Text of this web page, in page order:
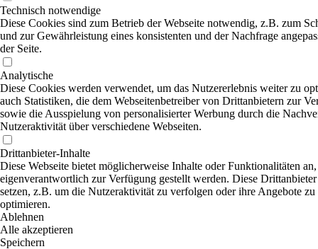
Technisch notwendige
Diese Cookies sind zum Betrieb der Webseite notwendig, z.B. zum
und zur Gewährleistung eines konsistenten und der Nachfrage
der Seite.
Analytische
Diese Cookies werden verwendet, um das Nutzererlebnis weiter zu
auch Statistiken, die dem Webseitenbetreiber von Drittanbietern zur
sowie die Ausspielung von personalisierter Werbung durch die
Nutzeraktivität über verschiedene Webseiten.
Drittanbieter-Inhalte
Diese Webseite bietet möglicherweise Inhalte oder Funktionalitäten
eigenverantwortlich zur Verfügung gestellt werden. Diese
setzen, z.B. um die Nutzeraktivität zu verfolgen oder ihre Angebote zu
optimieren.
Ablehnen
Alle akzeptieren
Speichern